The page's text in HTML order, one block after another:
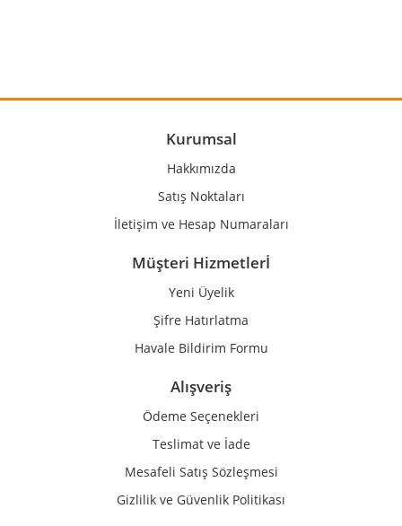
Ürün açıklamasında eksik bilgiler bulunuyor.
Ürün bilgilerinde hatalar bulunuyor.
Gönder
Kurumsal
Hakkımızda
Satış Noktaları
İletişim ve Hesap Numaraları
Müşteri Hizmetlerİ
Yeni Üyelik
Şifre Hatırlatma
Havale Bildirim Formu
Alışveriş
Ödeme Seçenekleri
Teslimat ve İade
Mesafeli Satış Sözleşmesi
Gizlilik ve Güvenlik Politikası